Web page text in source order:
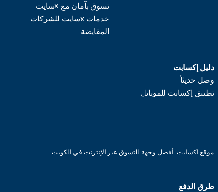
تسوق بآمان مع ×سايت
خدمات xسايت للشركات
المقايضة
دليل إكسايت
وصل حديثاً
تطبيق إكسايت للموبايل
موقع اكسايت: أفضل وجهة للتسوق عبر الإنترنت في الكويت
طرق الدفع